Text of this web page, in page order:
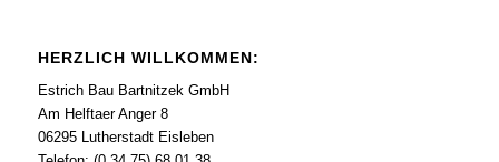
HERZLICH WILLKOMMEN:
Estrich Bau Bartnitzek GmbH
Am Helftaer Anger 8
06295 Lutherstadt Eisleben